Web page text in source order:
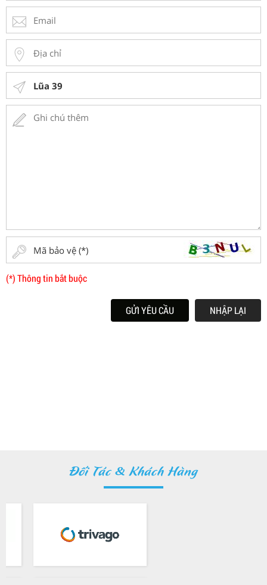
(*) Thông tin bắt buộc
NHẬP LẠI
GỬI YÊU CẦU
Đối Tác & Khách Hàng